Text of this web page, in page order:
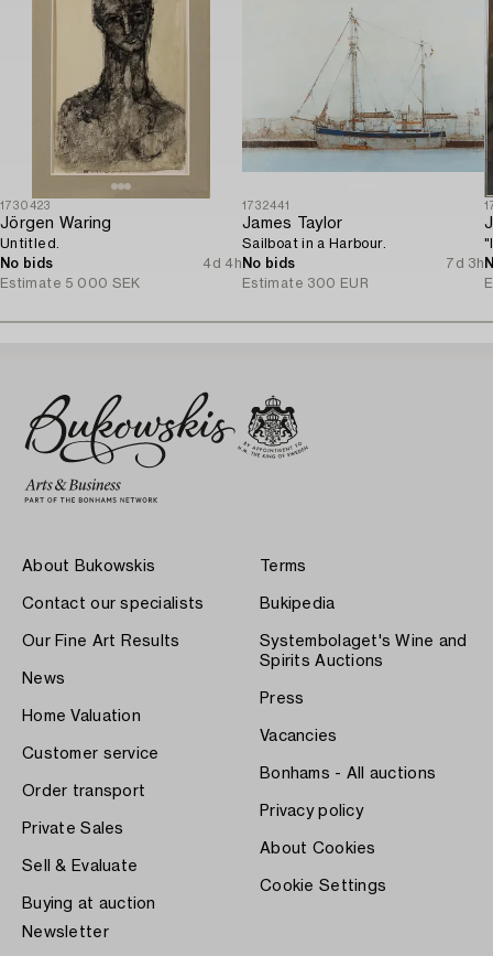
1730423
Jörgen Waring
Untitled.
No bids
4d 4h
Estimate 5 000 SEK
1732441
James Taylor
Sailboat in a Harbour.
No bids
7d 3h
Estimate 300 EUR
About Bukowskis
Contact our specialists
Our Fine Art Results
News
Home Valuation
Customer service
Order transport
Private Sales
Sell & Evaluate
Buying at auction
Terms
Bukipedia
Systembolaget's Wine and
Spirits Auctions
Press
Vacancies
Bonhams - All auctions
Privacy policy
About Cookies
Cookie Settings
Newsletter